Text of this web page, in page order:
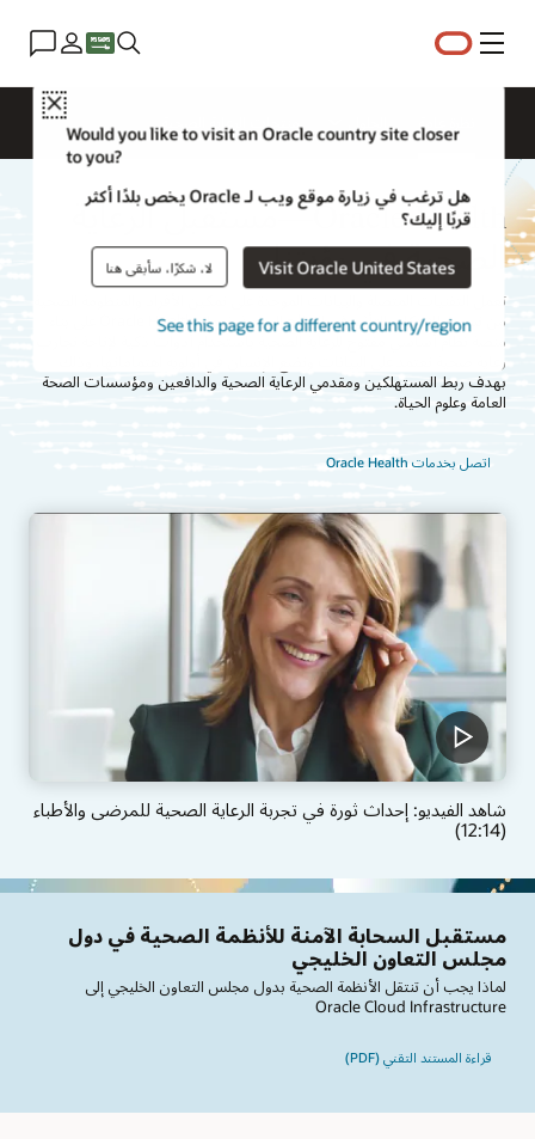
القائمة
Close
Would you like to visit an Oracle country site closer
to you?
هل ترغب في زيارة موقع ويب لـ Oracle يخص بلدًا أكثر
قربًا إليك؟
Visit Oracle United States لا، شكرًا، سأبقى هنا
See this page for a different country/region
Oracle Health—مستقبل الرعاية
الصحية في رؤيتنا
تعمل التقنيات المتصلة والبيانات الموحدة على تمكين الأفراد والمنظومة الصحية
منصة نظام أساسي مفتوح للرعاية الصحية باستخدام أدوات ذكية لإتاحة تجارب
رعاية صحية تعتمد على البيانات وتضع الإنسان في أولوية اهتماماتها، وذلك
بهدف ربط المستهلكين ومقدمي الرعاية الصحية والدافعين ومؤسسات الصحة
العامة وعلوم الحياة.
اتصل بخدمات Oracle Health
شاهد الفيديو: إحداث ثورة في تجربة الرعاية الصحية للمرضى والأطباء
(12:14)
مستقبل السحابة الآمنة للأنظمة الصحية في دول
مجلس التعاون الخليجي
لماذا يجب أن تنتقل الأنظمة الصحية بدول مجلس التعاون الخليجي إلى
Oracle Cloud Infrastructure
قراءة المستند التقني (PDF)